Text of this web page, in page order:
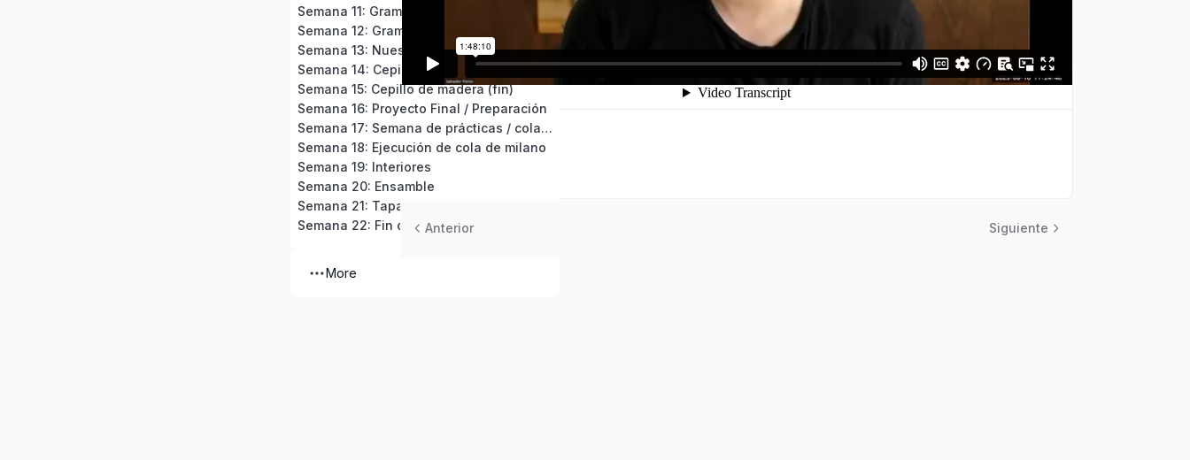
Semana 11: Gramil
Semana 12: Gramil
Semana 13: Nuestro cepillo de madera
Semana 14: Cepillo de madera
Semana 15: Cepillo de madera (fin)
Semana 16: Proyecto Final / Preparación
Semana 17: Semana de prácticas / cola de milano
Semana 18: Ejecución de cola de milano
Semana 19: Interiores
Semana 20: Ensamble
Semana 21: Tapa y acabado
Semana 22: Fin de Curso
More
Anterior Siguiente